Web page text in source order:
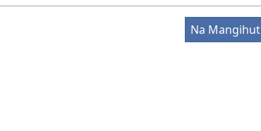
Na Mangihut